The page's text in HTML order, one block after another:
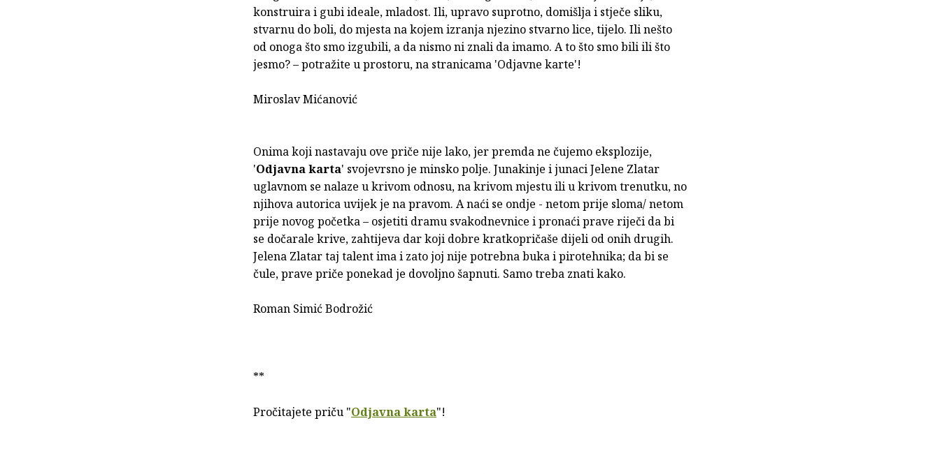
konstruira i gubi ideale, mladost. Ili, upravo suprotno, domišlja i stječe sliku,
stvarnu do boli, do mjesta na kojem izranja njezino stvarno lice, tijelo. Ili nešto
od onoga što smo izgubili, a da nismo ni znali da imamo. A to što smo bili ili što
jesmo? – potražite u prostoru, na stranicama 'Odjavne karte'!
Miroslav Mićanović
Onima koji nastavaju ove priče nije lako, jer premda ne čujemo eksplozije,
'Odjavna karta' svojevrsno je minsko polje. Junakinje i junaci Jelene Zlatar
uglavnom se nalaze u krivom odnosu, na krivom mjestu ili u krivom trenutku, no
njihova autorica uvijek je na pravom. A naći se ondje - netom prije sloma/ netom
prije novog početka – osjetiti dramu svakodnevnice i pronaći prave riječi da bi
se dočarale krive, zahtijeva dar koji dobre kratkopričaše dijeli od onih drugih.
Jelena Zlatar taj talent ima i zato joj nije potrebna buka i pirotehnika; da bi se
čule, prave priče ponekad je dovoljno šapnuti. Samo treba znati kako.
Roman Simić Bodrožić
**
Pročitajete priču "Odjavna karta"!